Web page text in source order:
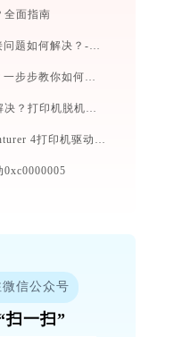
全面指南
佳能ts5020打印机连接问题如何解决？-金山毒霸
dbghelp.dll无法注册？一步步教你如何解决
打印机显示脱机怎么解决？打印机脱机修复详细教程
闪铸科技冒险家Adventurer 4打印机驱动安装不再难，跟着这些步骤一学就会
信公众号
扫一扫”